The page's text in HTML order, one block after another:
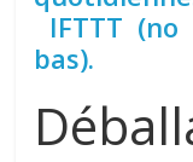
IFTTT
bas).